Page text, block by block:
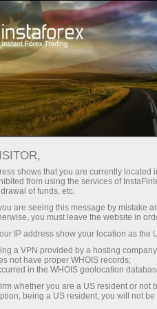
فوری اکاونٹ کھولیں
داروں کے لیے کمپنی کی
تجارت کے لئے رقم
میں خرید و فروخت پر
کے ساتھ ساتھ فاریکس
shows that you are currently located
from using the services of
of funds, etc.
are seeing this message by mistake
you must leave the website in
IP address show your location as the
a VPN provided by a hosting
not have proper WHOIS records;
in the WHOIS geolocation
whether you are a US resident or not
being a US resident, you will not